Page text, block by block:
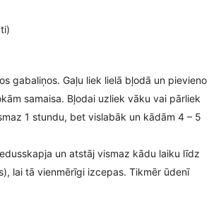
gabaliņos. Gaļu liek lielā bļodā un pievieno
samaisa. Bļodai uzliek vāku vai pārliek
1 stundu, bet vislabāk un kādām 4 – 5
un atstāj vismaz kādu laiku līdz
lai tā vienmērīgi izcepas. Tikmēr ūdenī